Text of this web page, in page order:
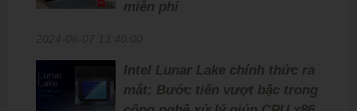
miễn phí
Intel Lunar Lake chính thức ra
mắt: Bước tiến vượt bậc trong